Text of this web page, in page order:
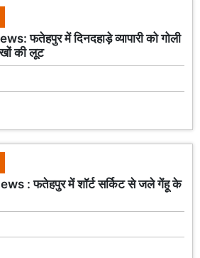
फतेहपुर में दिनदहाड़े व्यापारी को गोली
की लूट
: फतेहपुर में शॉर्ट सर्किट से जले गेंहू के